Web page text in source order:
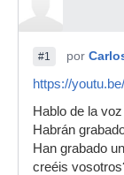
#1 por
https://
Hablo de la
Habrán
Han grabado
creéis